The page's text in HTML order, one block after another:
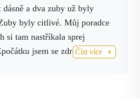
dásně a dva zuby už byly
byly citlivé. Můj poradce
si tam nastříkala sprej
jsem se zdráhala, jestli
Číst více